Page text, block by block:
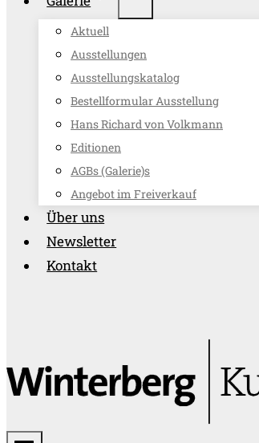
Aktuell
Ausstellungen
Ausstellungskatalog
Bestellformular Ausstellung
Hans Richard von Volkmann
Editionen
AGBs (Galerie)s
Angebot im Freiverkauf
Über uns
Newsletter
Kontakt